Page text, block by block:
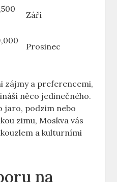
Září
Prosinec
zájmy a preferencemi,
něco jedinečného.
jaro, podzim nebo
zimu, Moskva vás
a kulturními
na